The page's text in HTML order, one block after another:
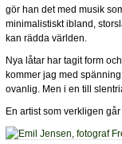
gör han det med musik
minimalistiskt ibland,
kan rädda världen.
Nya låtar har tagit form
kommer jag med
ovanlig. Men i en till
En artist som verkligen